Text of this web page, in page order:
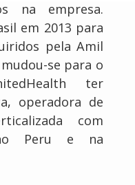
na empresa.
em 2013 para
pela Amil
se para o
ter
operadora de
com
Peru e na